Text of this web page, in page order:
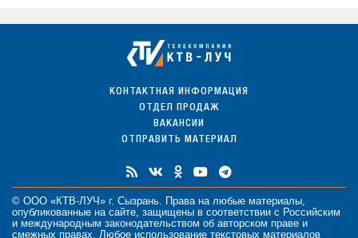
КОНТАКТНАЯ ИНФОРМАЦИЯ
ОТДЕЛ ПРОДАЖ
ВАКАНСИИ
ОТПРАВИТЬ МАТЕРИАЛ
© ООО «КТВ-ЛУЧ» г. Сызрань. Права на любые материалы
опубликованные на сайте, защищены в соответствии с Российским
и международным законодательством об авторском праве и
смежных правах. Любое использование текстовых материалов